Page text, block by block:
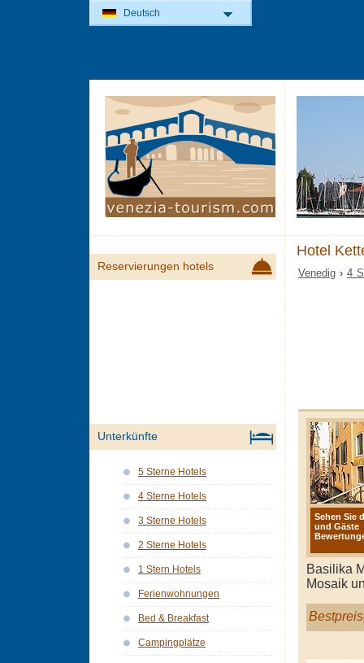
Hotel
Venedig ›4
Sehen Sie
und Gäste
Bewertunge
Basilika
Mosaik
Reservierungen hotels
Unterkünfte
5 Sterne Hotels
4 Sterne Hotels
3 Sterne Hotels
2 Sterne Hotels
1 Stern Hotels
Ferienwohnungen
Bed & Breakfast
Campingplätze
Deutsch